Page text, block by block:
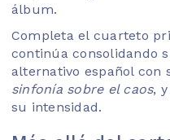
álbum.
Completa el cuarteto
continúa consolidando
alternativo español con
sinfonía sobre el caos,
su intensidad.